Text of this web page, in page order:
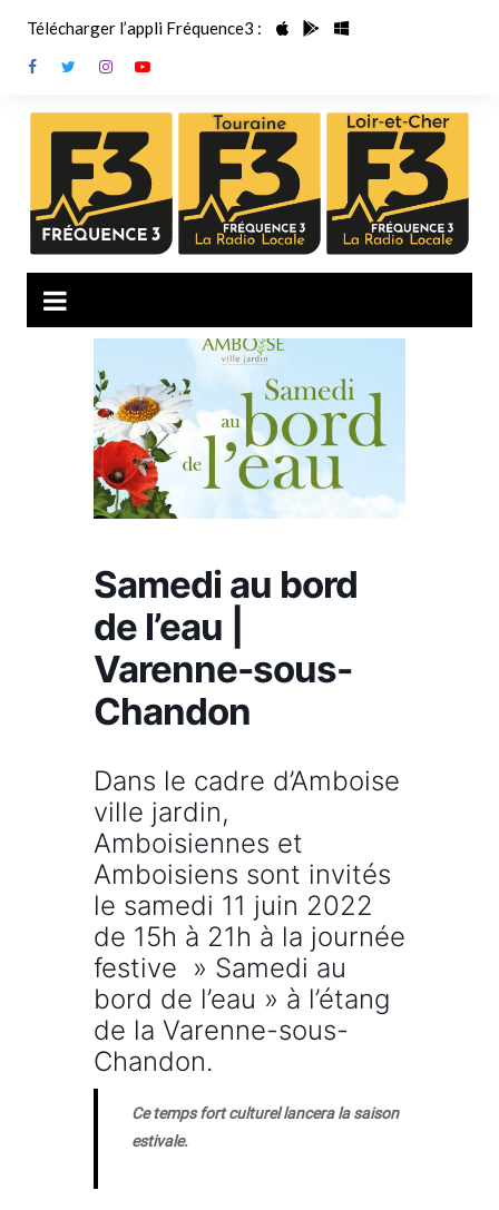
contenu
Télécharger l’appli Fréquence3 :
Samedi au bord
de l’eau |
Varenne-sous-
Chandon
Dans le cadre d’Amboise
ville jardin,
Amboisiennes et
Amboisiens sont invités
le samedi 11 juin 2022
de 15h à 21h à la journée
festive » Samedi au
bord de l’eau » à l’étang
de la Varenne-sous-
Chandon.
Ce temps fort culturel lancera la saison
estivale.